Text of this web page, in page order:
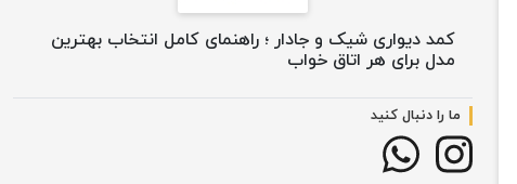
کمد دیواری شیک و جادار ؛ راهنمای کامل انتخاب بهترین
مدل برای هر اتاق خواب
ما را دنبال کنید